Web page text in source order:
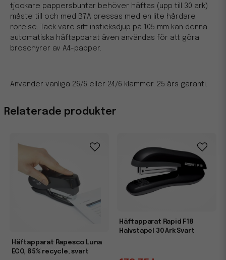
Relaterade produkter
Häftapparat Rapesco Luna
ECO, 85% recycle, svart
Häftapparat Rapid F18
Halvstapel 30 Ark Svart
tjockare pappersbuntar behöver häftas (upp till 30 ark)
måste till och med B7A pressas med en lite hårdare
rörelse. Tack vare sitt insticksdjup på 105 mm kan denna
automatiska häftapparat även användas för att göra
broschyrer av A4-papper.
Använder vanliga 26/6 eller 24/6 klammer. 25 års garanti.